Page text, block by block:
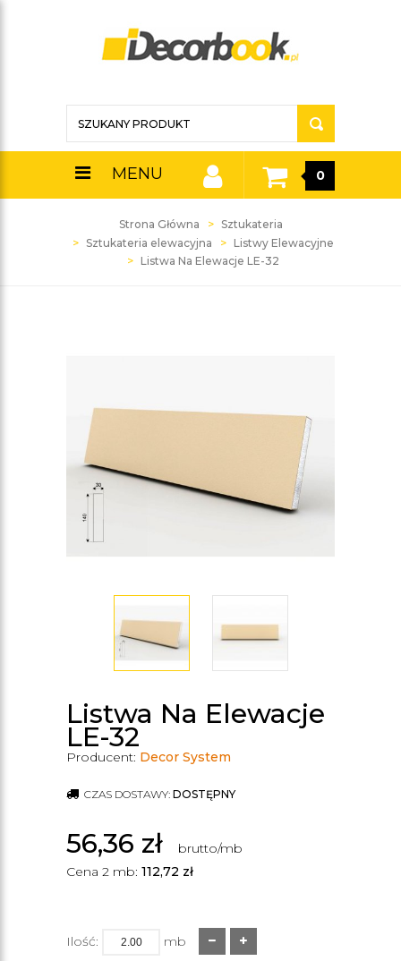
MENU 0
Strona Główna
Sztukateria
Sztukateria elewacyjna
Listwy Elewacyjne
Listwa Na Elewacje LE-32
Listwa Na Elewacje
LE-32
Producent: Decor System
CZAS DOSTAWY: DOSTĘPNY
56,36 zł
brutto/mb
Cena 2 mb: 112,72 zł
Ilość: mb